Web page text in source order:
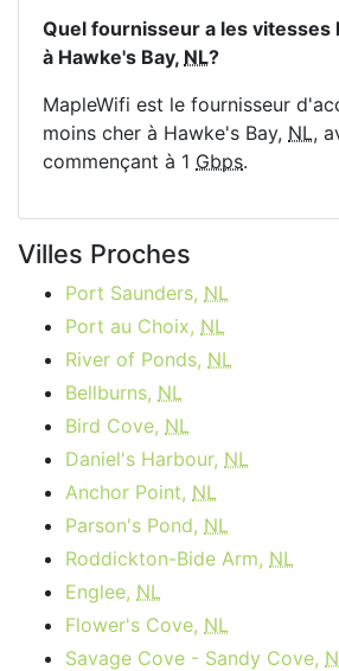
Quel fournisseur a les vitesses
à Hawke's Bay, NL?
MapleWifi est le fournisseur
moins cher à Hawke's Bay, NL,
commençant à 1 Gbps.
Villes Proches
Port Saunders, NL
Port au Choix, NL
River of Ponds, NL
Bellburns, NL
Bird Cove, NL
Daniel's Harbour, NL
Anchor Point, NL
Parson's Pond, NL
Roddickton-Bide Arm, NL
Englee, NL
Flower's Cove, NL
Savage Cove - Sandy Cove,